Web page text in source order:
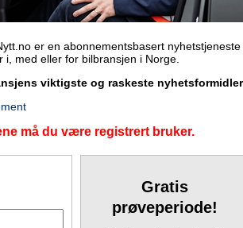
er en abonnementsbasert nyhetstjeneste
i, med eller for bilbransjen i Norge.
viktigste og raskeste
må du være registrert bruker.
Gratis
prøveperiode!